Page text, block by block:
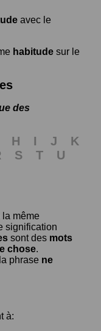
avec le
habitude sur le
des
H I J
K
S T
U
la même
signification
sont des mots
chose.
phrase ne
à: